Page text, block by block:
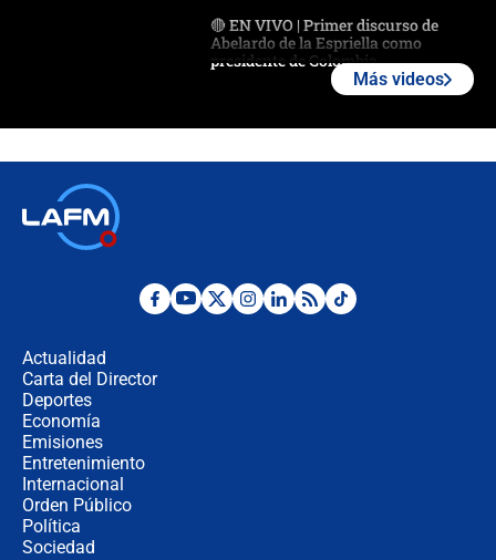
🔴 EN VIVO | Primer discurso de
Abelardo de la Espriella como
presidente de Colombia
Desde dermatitis hasta infecciones:
Más videos
Actualidad
Carta del Director
Deportes
Economía
Emisiones
Entretenimiento
Internacional
Orden Público
Política
Sociedad